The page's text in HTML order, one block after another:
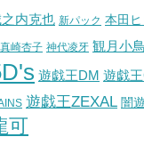
内克也 新パック 本田ヒ
真崎杏子 神代凌牙 観月小鳥
遊戯王DM 遊戯
遊戯王ZEXAL 闇
可